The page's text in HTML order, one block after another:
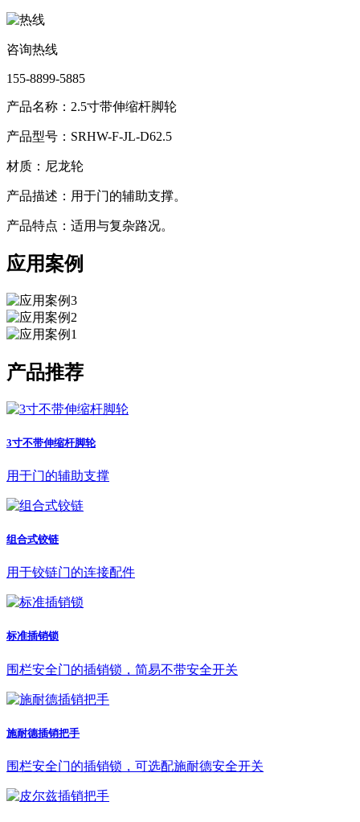
咨询热线
155-8899-5885
产品名称：2.5寸带伸缩杆脚轮
产品型号：SRHW-F-JL-D62.5
材质：尼龙轮
产品描述：用于门的辅助支撑。
产品特点：适用与复杂路况。
应用案例
产品推荐
3寸不带伸缩杆脚轮
用于门的辅助支撑
组合式铰链
用于铰链门的连接配件
标准插销锁
围栏安全门的插销锁，简易不带安全开关
施耐德插销把手
围栏安全门的插销锁，可选配施耐德安全开关